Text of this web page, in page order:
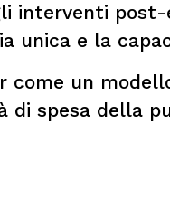
interventi
unica e la
come un
spesa della